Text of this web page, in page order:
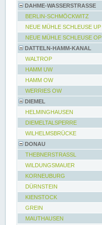
DAHME-WASSERSTRASSE
BERLIN-SCHMÖCKWITZ
NEUE MÜHLE SCHLEUSE UP
NEUE MÜHLE SCHLEUSE OP
DATTELN-HAMM-KANAL
WALTROP
HAMM UW
HAMM OW
WERRIES OW
DIEMEL
HELMINGHAUSEN
DIEMELTALSPERRE
WILHELMSBRÜCKE
DONAU
THEBNERSTRASSL
WILDUNGSMAUER
KORNEUBURG
DÜRNSTEIN
KIENSTOCK
GREIN
MAUTHAUSEN